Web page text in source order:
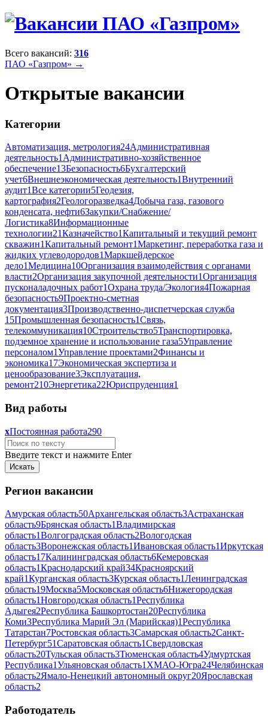
Всего вакансий: 316
ПАО «Газпром» →
Открытые вакансии
Категории
Автоматизация, метрология24Административная
деятельность1Административно-хозяйственное
обеспечение13Безопасность6Бухгалтерский
учет6Внешнеэкономическая деятельность1Внутренний
аудит1Все категории5Геодезия,
картография2Геологоразведка4Добыча газа, газового
конденсата, нефти6Закупки/Снабжение/
Логистика8Информационные
технологии21Казначейство1Капитальный и текущий ремонт
скважин1Капитальный ремонт1Маркетинг, переработка газа и
жидких углеводородов1Маркшейдерское
дело1Медицина10Организация взаимодействия с органами
власти2Организация закупочной деятельности1Организация
пусконаладочных работ1Охрана труда/Экология4Пожарная
безопасность9Проектно-сметная
документация3Производственно-диспетчерская служба
15Промышленная безопасность1Связь,
телекоммуникация10Строительство5Транспортировка,
подземное хранение и использование газа5Управление
персоналом1Управление проектами2Финансы и
экономика17Экономическая экспертиза и
ценообразование3Эксплуатация,
ремонт210Энергетика22Юриспруденция1
Вид работы
xПостоянная работа290
Введите текст и нажмите Enter
Регион вакансии
Амурская область50Архангельская область3Астраханская
область9Брянская область1Владимирская
область1Волгоградская область2Вологодская
область3Воронежская область1Ивановская область1Иркутская
область17Калининградская область6Кемеровская
область1Краснодарский край34Красноярский
край1Курганская область3Курская область1Ленинградская
область19Москва5Московская область6Нижегородская
область1Новгородская область1Республика
Адыгея2Республика Башкортостан20Республика
Коми3Республика Марий Эл (Марийская)1Республика
Татарстан7Ростовская область3Самарская область2Санкт-
Петербург51Саратовская область1Свердловская
область20Тульская область3Тюменская область4Удмуртская
Республика1Ульяновская область1 ХМАО-Югра24Челябинская
область2Ямало-Ненецкий автономный округ20Ярославская
область2
Работодатель